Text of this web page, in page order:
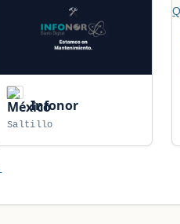
Infonor
Saltillo